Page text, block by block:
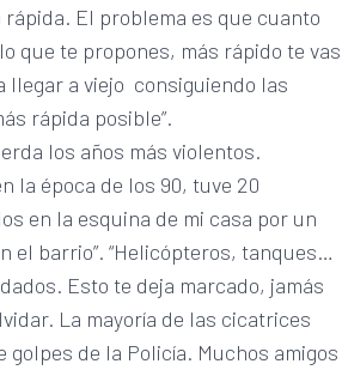
El problema es que cuanto
que te propones, más rápido te vas
llegar a viejo consiguiendo las
rápida posible”.
los años más violentos.
la época de los 90, tuve 20
en la esquina de mi casa por un
el barrio”. “Helicópteros, tanques…
Esto te deja marcado, jamás
La mayoría de las cicatrices
golpes de la Policía. Muchos amigos